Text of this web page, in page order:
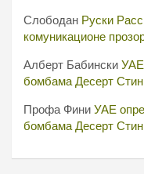
Слободан Руски
комуникационе
Алберт Бабински УАЕ
бомбама Десерт
Профа Фини УАЕ
бомбама Десерт